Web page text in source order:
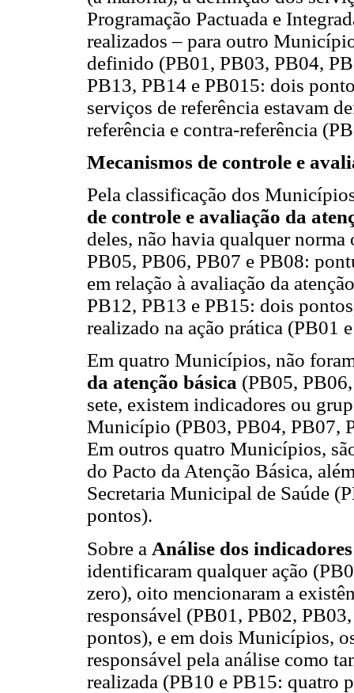
Programação Pactuada e
realizados – para outro
definido (PB01, PB03, PB04,
PB13, PB14 e PB015: dois
serviços de referência estavam
referência e contra-referência
Mecanismos de controle e
Pela classificação dos
de controle e avaliação da
deles, não havia qualquer
PB05, PB06, PB07 e PB08:
em relação à avaliação da
PB12, PB13 e PB15: dois
realizado na ação prática (PB01
Em quatro Municípios, não
da atenção básica (PB05,
sete, existem indicadores ou
Município (PB03, PB04, PB07,
Em outros quatro Municípios,
do Pacto da Atenção Básica,
Secretaria Municipal de Saúde
pontos).
Sobre a Análise dos
identificaram qualquer ação
zero), oito mencionaram a
responsável (PB01, PB02,
pontos), e em dois Municípios,
responsável pela análise como
realizada (PB10 e PB15: quatro